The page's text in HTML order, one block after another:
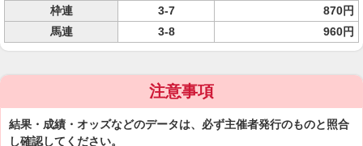
枠連
3-7
870円
馬連
3-8 960円
注意事項
結果・成績・オッズなどのデータは、必ず主催者発行のものと照合
し確認してください。